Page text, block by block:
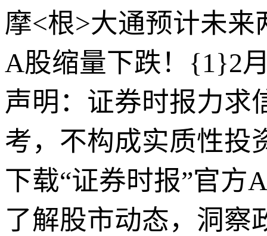
摩<根>大通预计未来
A股缩量下跌！{1}2
声明：证券时报力求
考，不构成实质性投
下载“证券时报”官方
了解股市动态，洞察